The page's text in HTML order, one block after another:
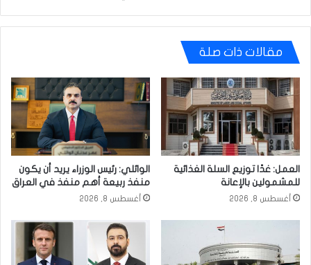
مقالات ذات صلة
العمل: غدًا توزيع السلة الغذائية
للمشمولين بالإعانة
أغسطس 8, 2026
الوائلي: رئيس الوزراء يريد أن يكون
منفذ ربيعة أهم منفذ في العراق
أغسطس 8, 2026